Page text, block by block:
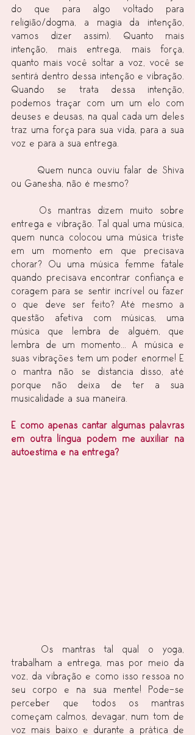
do que para algo voltado para
religião/dogma, a magia da intenção,
vamos dizer assim). Quanto mais
intenção, mais entrega, mais força,
quanto mais você soltar a voz, você se
sentirá dentro dessa intenção e vibração.
Quando se trata dessa intenção,
podemos traçar com um um elo com
deuses e deusas, na qual cada um deles
traz uma força para sua vida, para a sua
voz e para a sua entrega.
ou Ganesha, não é mesmo?
entrega e vibração. Tal qual uma música,
quem nunca colocou uma música triste
em um momento em que precisava
chorar? Ou uma música femme fatale
quando precisava encontrar confiança e
coragem para se sentir incrível ou fazer
o que deve ser feito? Até mesmo a
questão afetiva com músicas, uma
música que lembra de alguém, que
lembra de um momento... A música e
suas vibrações tem um poder enorme! E
o mantra não se distancia disso, até
porque não deixa de ter a sua
musicalidade a sua maneira.
E como apenas cantar algumas palavras
em outra língua podem me auxiliar na
autoestima e na entrega?
trabalham a entrega, mas por meio da
voz, da vibração e como isso ressoa no
seu corpo e na sua mente! Pode-se
perceber que todos os mantras
começam calmos, devagar, num tom de
voz mais baixo e durante a prática de